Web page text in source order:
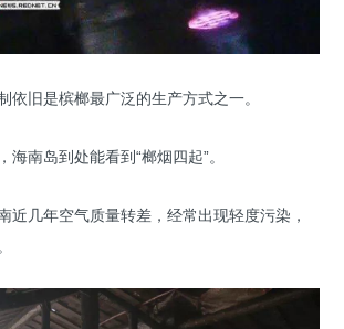
依旧是槟榔最广泛的生产方式之一。
海南岛到处能看到“榔烟四起”。
近几年空气质量转差，经常出现轻度污染，